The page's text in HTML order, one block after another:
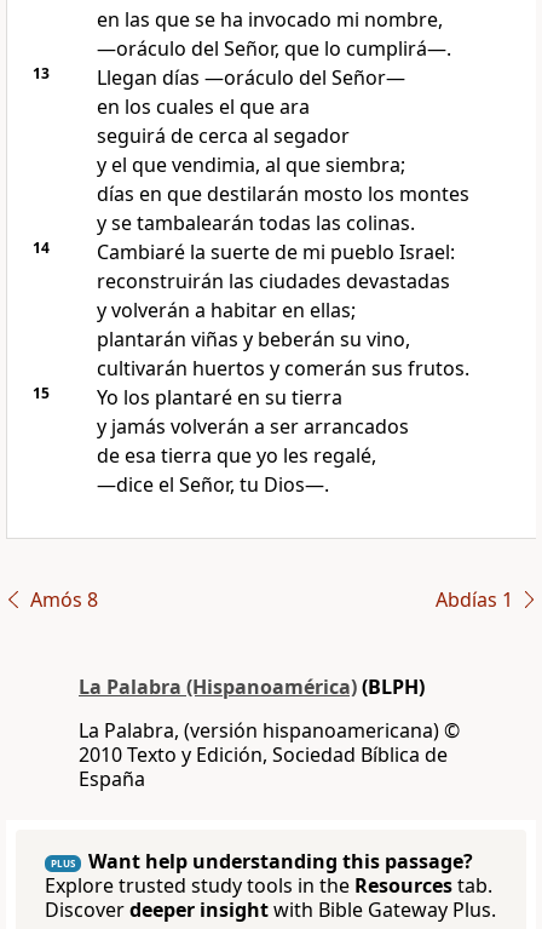
en las que se ha invocado mi nombre,
—oráculo del Señor, que lo cumplirá—.
13
Llegan días —oráculo del Señor—
en los cuales el que ara
seguirá de cerca al segador
y el que vendimia, al que siembra;
días en que destilarán mosto los montes
y se tambalearán todas las colinas.
14
Cambiaré la suerte de mi pueblo Israel:
reconstruirán las ciudades devastadas
y volverán a habitar en ellas;
plantarán viñas y beberán su vino,
cultivarán huertos y comerán sus frutos.
15
Yo los plantaré en su tierra
y jamás volverán a ser arrancados
de esa tierra que yo les regalé,
—dice el Señor, tu Dios—.
Amós 8 Abdías 1
La Palabra (Hispanoamérica)(BLPH)
La Palabra, (versión hispanoamericana) ©
2010 Texto y Edición, Sociedad Bíblica de
España
PLUS
Want help understanding this passage?
Explore trusted study tools in the Resourcestab.
Discoverdeeper insightwith Bible Gateway Plus.